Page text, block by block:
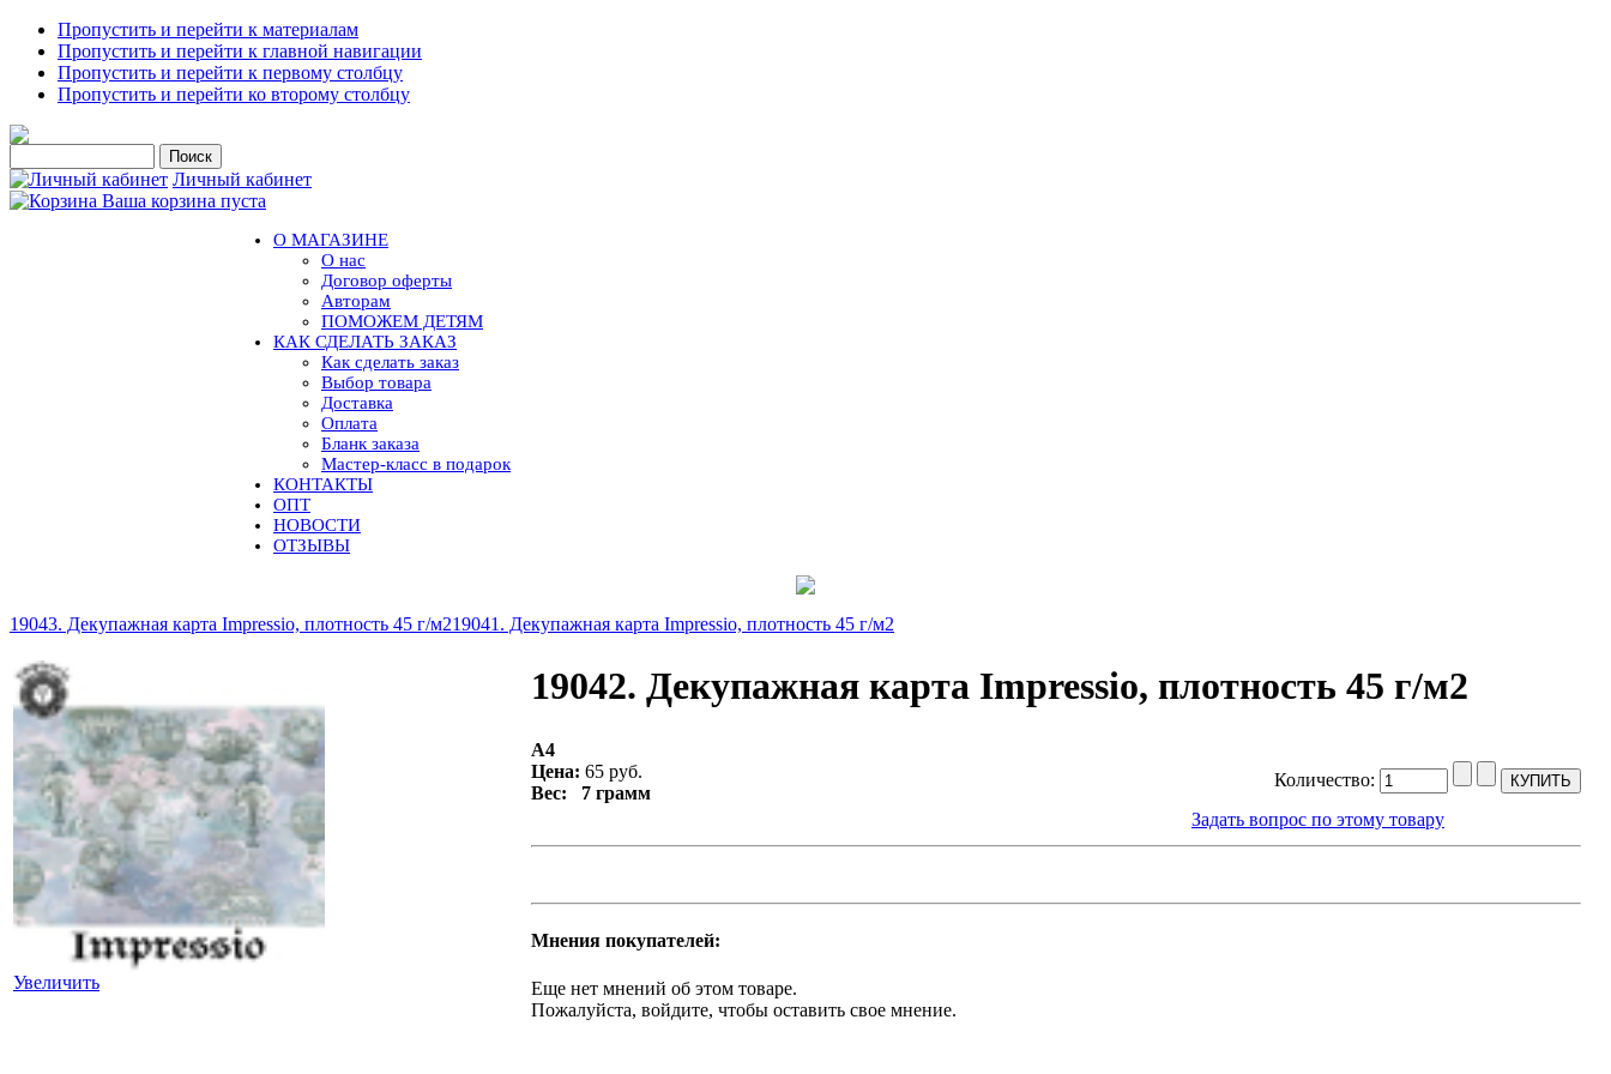
Пропустить и перейти к материалам
Пропустить и перейти к главной навигации
Пропустить и перейти к первому столбцу
Пропустить и перейти ко второму столбцу
Личный кабинет
Ваша корзина пуста
О МАГАЗИНЕ
О нас
Договор оферты
Авторам
ПОМОЖЕМ ДЕТЯМ
КАК СДЕЛАТЬ ЗАКАЗ
Как сделать заказ
Выбор товара
Доставка
Оплата
Бланк заказа
Мастер-класс в подарок
КОНТАКТЫ
ОПТ
НОВОСТИ
ОТЗЫВЫ
19043. Декупажная карта Impressio, плотность 45 г/м219041. Декупажная карта Impressio, плотность 45 г/м2
Увеличить
19042. Декупажная карта Impressio, плотность 45 г/м2
A4
Цена: 65 руб.
Вес: 7 грамм
Количество:
Задать вопрос по этому товару
Мнения покупателей:
Еще нет мнений об этом товаре.
Пожалуйста, войдите, чтобы оставить свое мнение.